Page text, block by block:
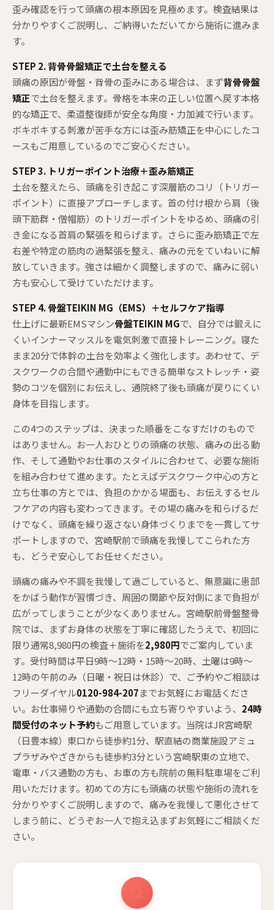
歪み確認を行って頭痛の根本原因を見極めます。検査結果は
分かりやすくご説明し、ご納得いただいてから施術に進みま
す。
STEP 2. 背骨骨盤矯正で土台を整える
頭痛の原因が骨盤・背骨の歪みにある場合は、まず背骨骨盤
矯正で土台を整えます。骨格を本来の正しい位置へ戻す本格
的な矯正で、柔道整復師が安全な角度・力加減で行います。
ボキボキする刺激が苦手な方には歪み筋矯正を中心にしたコ
ースもご用意しているのでご安心ください。
STEP 3. トリガーポイント治療＋歪み筋矯正
土台を整えたら、頭痛を引き起こす深層筋のコリ（トリガー
ポイント）に直接アプローチします。首の付け根から肩（後
頭下筋群・僧帽筋）のトリガーポイントをゆるめ、頭痛の引
き金になる首肩の緊張を和らげます。さらに歪み筋矯正で左
右差や特定の筋肉の過緊張を整え、痛みの元をていねいに解
放していきます。強さは細かく調整しますので、痛みに弱い
方も安心して受けていただけます。
STEP 4. 骨盤TEIKIN MG（EMS）＋セルフケア指導
仕上げに最新EMSマシン骨盤TEIKIN MGで、自分では鍛えに
くいインナーマッスルを電気刺激で直接トレーニング。寝た
まま20分で体幹の土台を効率よく強化します。あわせて、デ
スクワークの合間や通勤中にもできる簡単なストレッチ・姿
勢のコツを個別にお伝えし、通院終了後も頭痛が戻りにくい
身体を目指します。
この4つのステップは、決まった順番をこなすだけのもので
はありません。お一人おひとりの頭痛の状態、痛みの出る動
作、そして通勤やお仕事のスタイルに合わせて、必要な施術
を組み合わせて進めます。たとえばデスクワーク中心の方と
立ち仕事の方とでは、負担のかかる場面も、お伝えするセル
フケアの内容も変わってきます。その場の痛みを和らげるだ
けでなく、頭痛を繰り返さない身体づくりまでを一貫してサ
ポートしますので、宮崎駅前で頭痛を我慢してこられた方
も、どうぞ安心してお任せください。
頭痛の痛みや不調を我慢して過ごしていると、無意識に患部
をかばう動作が習慣づき、周囲の関節や反対側にまで負担が
広がってしまうことが少なくありません。宮崎駅前骨盤整骨
院では、まずお身体の状態を丁寧に確認したうえで、初回に
限り通常8,980円の検査＋施術を2,980円でご案内していま
す。受付時間は平日9時〜12時・15時〜20時、土曜は9時〜
12時の午前のみ（日曜・祝日は休診）で、ご予約やご相談は
フリーダイヤル0120-984-207までお気軽にお電話くださ
い。お仕事帰りや通勤の合間にも立ち寄りやすいよう、 24時
間受付のネット予約もご用意しています。当院はJR宮崎駅
（日豊本線）東口から徒歩約1分、駅直結の商業施設アミュ
プラザみやざきからも徒歩約3分という宮崎駅東の立地で、
電車・バス通勤の方も、お車の方も院前の無料駐車場をご利
用いただけます。初めての方にも頭痛の状態や施術の流れを
分かりやすくご説明しますので、痛みを我慢して悪化させて
しまう前に、どうぞお一人で抱え込まずお気軽にご相談くだ
さい。